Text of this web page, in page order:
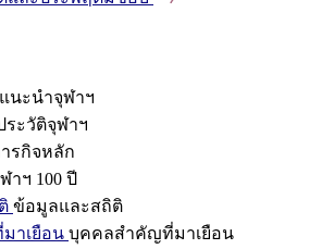
แนะนำจุฬาฯ
ระวัติจุฬาฯ
รกิจหลัก
าฯ 100 ปี
ข้อมูลและสถิติ
าเยือน บุคคลสำคัญที่มาเยือน